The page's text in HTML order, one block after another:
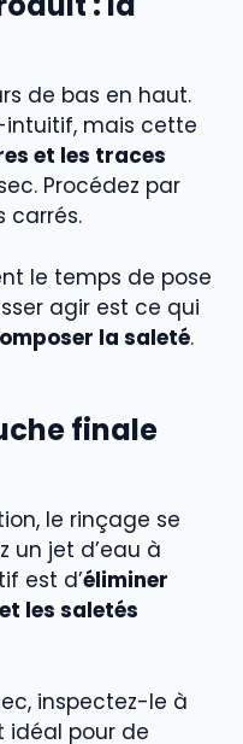
de bas en haut.
mais cette
et les traces
Procédez par
carrés.
le temps de pose
agir est ce qui
la saleté.
finale
le rinçage se
un jet d’eau à
est d’éliminer
les saletés
inspectez-le à
idéal pour de